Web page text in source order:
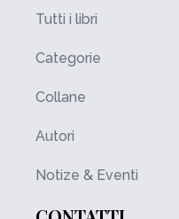
Tutti i libri
Categorie
Collane
Autori
Notize & Eventi